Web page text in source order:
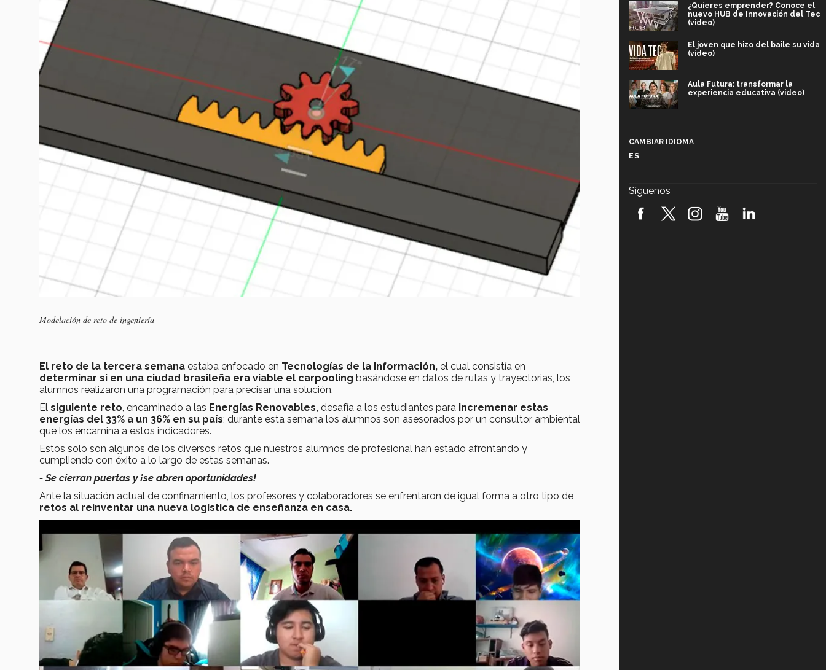
Modelación de reto de ingeniería
El reto de la tercera semana estaba enfocado en Tecnologías de la Información, el cual consistía en
determinar si en una ciudad brasileña era viable el carpooling basándose en datos de rutas y trayectorias, los
alumnos realizaron una programación para precisar una solución.
El siguiente reto, encaminado a las Energías Renovables, desafía a los estudiantes para incremenar estas
energías del 33% a un 36% en su país; durante esta semana los alumnos son asesorados por un consultor ambiental
que los encamina a estos indicadores.
Estos solo son algunos de los diversos retos que nuestros alumnos de profesional han estado afrontando y
cumpliendo con éxito a lo largo de estas semanas.
-Se cierran puertas y ¡se abren oportunidades!
Ante la situación actual de confinamiento, los profesores y colaboradores se enfrentaron de igual forma a otro tipo de
retos al reinventar una nueva logística de enseñanza en casa.
¿Quieres emprender? Conoce el
nuevo HUB de Innovación del Tec
(video)
El joven que hizo del baile su vida
(video)
Aula Futura: transformar la
experiencia educativa (video)
robótica FIRST 2026! (video)
CAMBIAR IDIOMA
ES
Síguenos